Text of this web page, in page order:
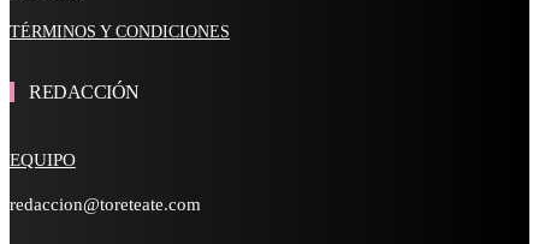
TÉRMINOS Y CONDICIONES
REDACCIÓN
EQUIPO
redaccion@toreteate.com